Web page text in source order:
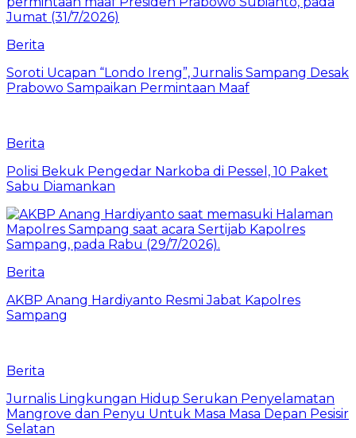
Berita
Soroti Ucapan “Londo Ireng”, Jurnalis Sampang Desak
Prabowo Sampaikan Permintaan Maaf
Berita
Polisi Bekuk Pengedar Narkoba di Pessel, 10 Paket
Sabu Diamankan
Berita
AKBP Anang Hardiyanto Resmi Jabat Kapolres
Sampang
Berita
Jurnalis Lingkungan Hidup Serukan Penyelamatan
Mangrove dan Penyu Untuk Masa Masa Depan Pesisir
Selatan